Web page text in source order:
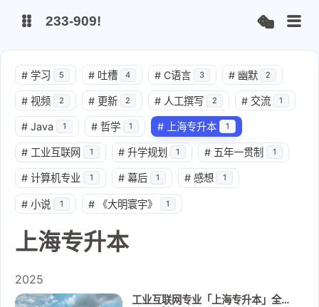
博客
远程画板[贡献1.0.6版本]
233-909!
# 学习 5 # 吐槽 4 # C语言 3 # 幽默 2
# 视频 2 # 更新 2 # 人工撰写 2 # 交流 1
# Java 1 # 哲学 1 # 上海专升本 1
# 工业互联网 1 # 升学规划 1 # 五年一贯制 1
# 计算机专业 1 # 幕后 1 # 感想 1
# 小说 1 # 《大明寰宇》 1
上海专升本
2025
工业互联网专业「上海专升本」全攻